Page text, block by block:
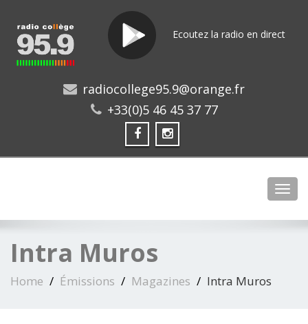
Ecoutez la radio en direct
radiocollege95.9@orange.fr
+33(0)5 46 45 37 77
Intra Muros
Home Émissions Magazines Intra Muros